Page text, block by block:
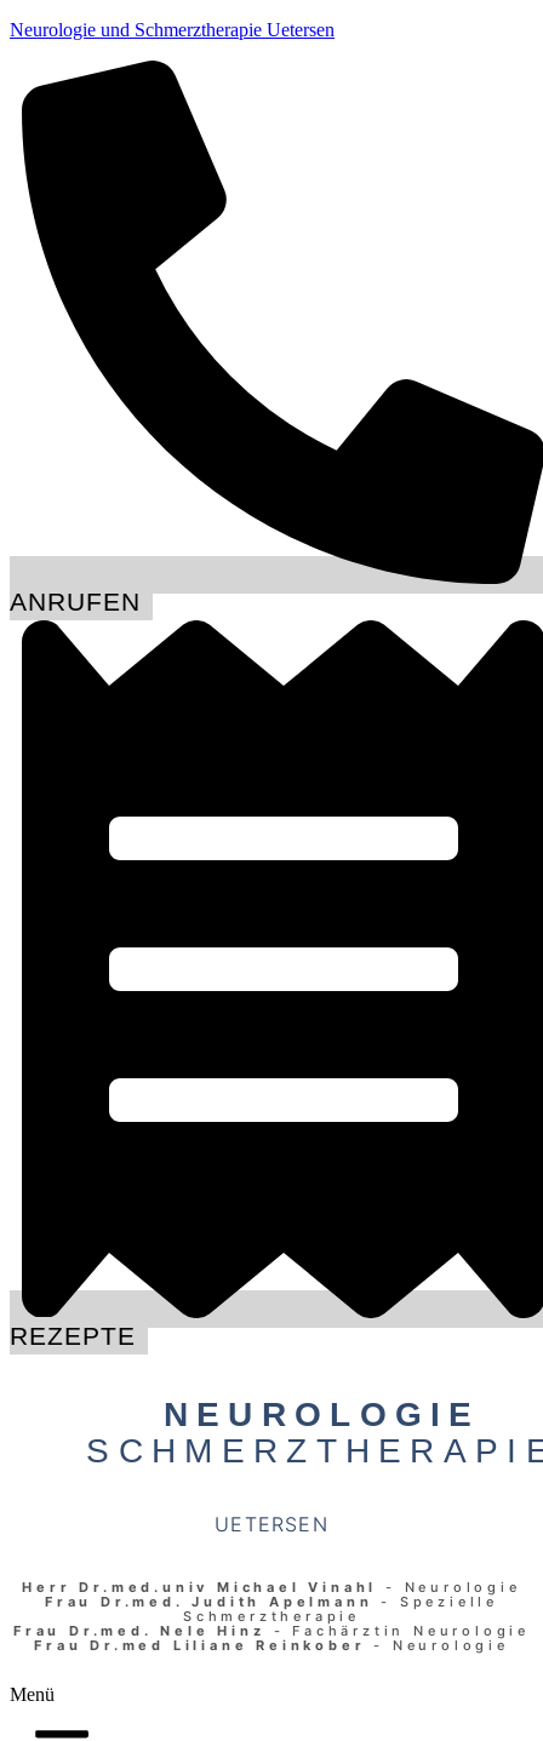
Neurologie und Schmerztherapie Uetersen
ANRUFEN
REZEPTE
NEUROLOGIE
UETERSEN
Herr Dr.med.univ Michael Vinahl
- Neurologie
Frau Dr.med. Judith Apelmann
- Spezielle
Schmerztherapie
Frau Dr.med. Nele Hinz
- Fachärztin Neurologie
Frau Dr.med Liliane Reinkober
- Neurologie
Menü